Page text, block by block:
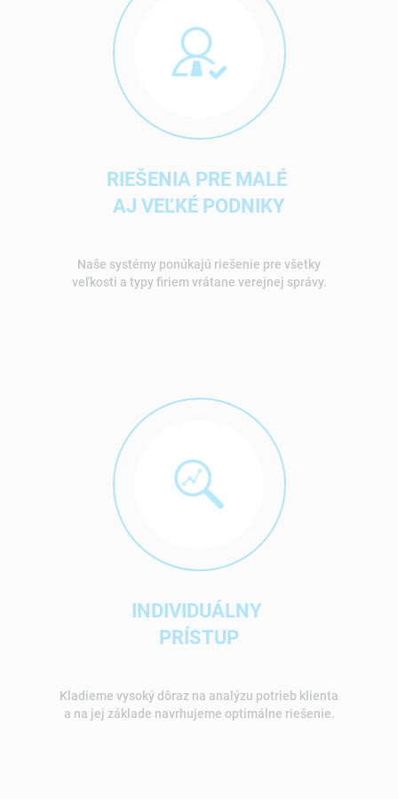
RIEŠENIA PRE MALÉ
AJ VEĽKÉ PODNIKY
Naše systémy ponúkajú riešenie pre všetky
veľkosti a typy firiem vrátane verejnej správy.
INDIVIDUÁLNY
PRÍSTUP
Kladieme vysoký dôraz na analýzu potrieb klienta
a na jej základe navrhujeme optimálne riešenie.